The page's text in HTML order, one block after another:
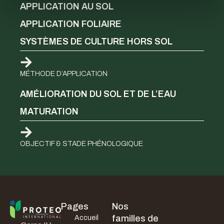
APPLICATION AU SOL
APPLICATION FOLIAIRE
SYSTÈMES DE CULTURE HORS SOL
MÉTHODE D’APPLICATION
AMÉLIORATION DU SOL ET DE L’EAU
MATURATION
OBJECTIF & STADE PHÉNOLOGIQUE
Pages
Accueil
Nos
familles de